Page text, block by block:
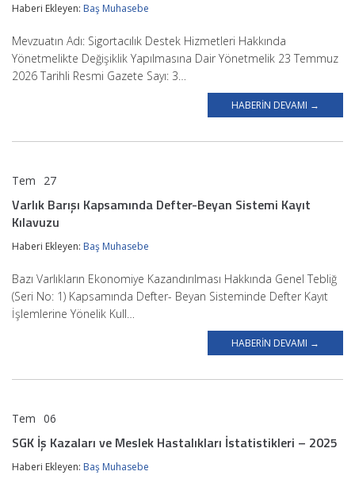
Haberi Ekleyen: Baş Muhasebe
Mevzuatın Adı: Sigortacılık Destek Hizmetleri Hakkında
Yönetmelikte Değişiklik Yapılmasına Dair Yönetmelik 23 Temmuz
2026 Tarihli Resmi Gazete Sayı: 3…
HABERIN DEVAMI →
Tem 27
Varlık Barışı Kapsamında Defter-Beyan Sistemi Kayıt
Kılavuzu
Haberi Ekleyen: Baş Muhasebe
Bazı Varlıkların Ekonomiye Kazandırılması Hakkında Genel Tebliğ
(Seri No: 1) Kapsamında Defter- Beyan Sisteminde Defter Kayıt
İşlemlerine Yönelik Kull…
HABERIN DEVAMI →
Tem 06
SGK İş Kazaları ve Meslek Hastalıkları İstatistikleri – 2025
Haberi Ekleyen: Baş Muhasebe